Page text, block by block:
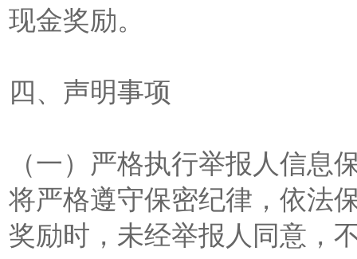
现金奖励。
四、声明事项
（一）严格执行举报人信息
将严格遵守保密纪律，依法
奖励时，未经举报人同意，